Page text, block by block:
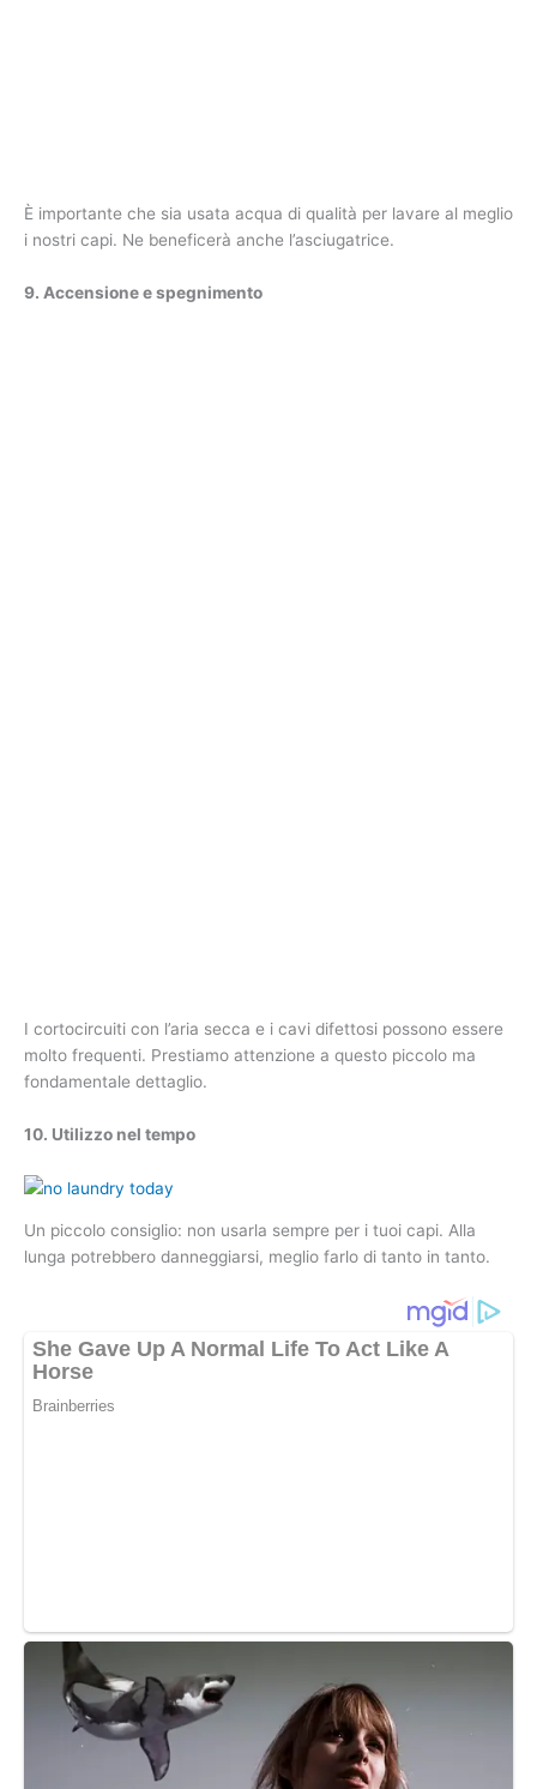
È importante che sia usata acqua di qualità per lavare al meglio
i nostri capi. Ne beneficerà anche l’asciugatrice.
9. Accensione e spegnimento
I cortocircuiti con l’aria secca e i cavi difettosi possono essere
molto frequenti. Prestiamo attenzione a questo piccolo ma
fondamentale dettaglio.
10. Utilizzo nel tempo
Un piccolo consiglio: non usarla sempre per i tuoi capi. Alla
lunga potrebbero danneggiarsi, meglio farlo di tanto in tanto.